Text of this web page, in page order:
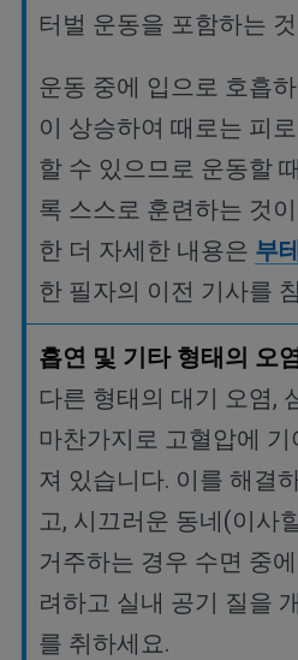
터벌 운동을 포함하는
운동 중에 입으로 호흡
이 상승하여 때로는 피
할 수 있으므로 운동할
록 스스로 훈련하는 것이
한 더 자세한 내용은 부
한 필자의 이전 기사를
흡연 및 기타 형태의 오염
다른 형태의 대기 오염,
마찬가지로 고혈압에 기
져 있습니다. 이를 해결
고, 시끄러운 동네(이사
거주하는 경우 수면 중에
려하고 실내 공기 질을
를 취하세요.